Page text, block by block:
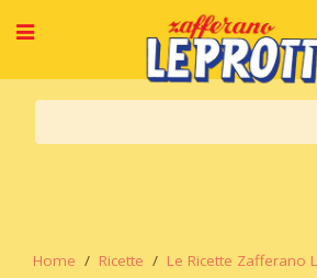
Home Ricette Le Ricette Zafferano